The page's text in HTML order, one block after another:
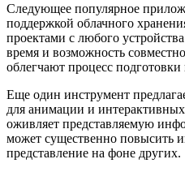
Следующее популярное
поддержкой облачного
проектами с любого
время и возможность
облегчают процесс подготовки
Еще один инструмент
для анимации и
оживляет представляемую
может существенно повысить
представление на фоне других.